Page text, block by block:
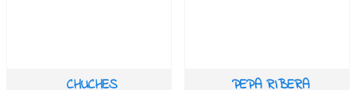
CHUCHES PEPA RIBERA